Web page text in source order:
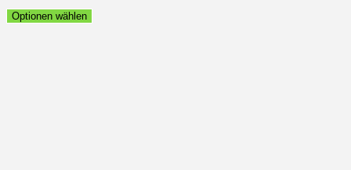
Optionen wählen